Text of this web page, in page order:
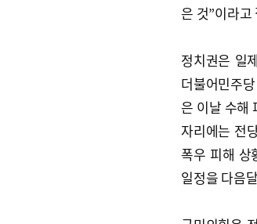
은 것”이라고
정치권은 일
더불어민주
은 이날 수해
자리에는 전
폭우 피해 상
일정을 다음